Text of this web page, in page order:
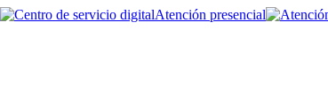
Atención presencial